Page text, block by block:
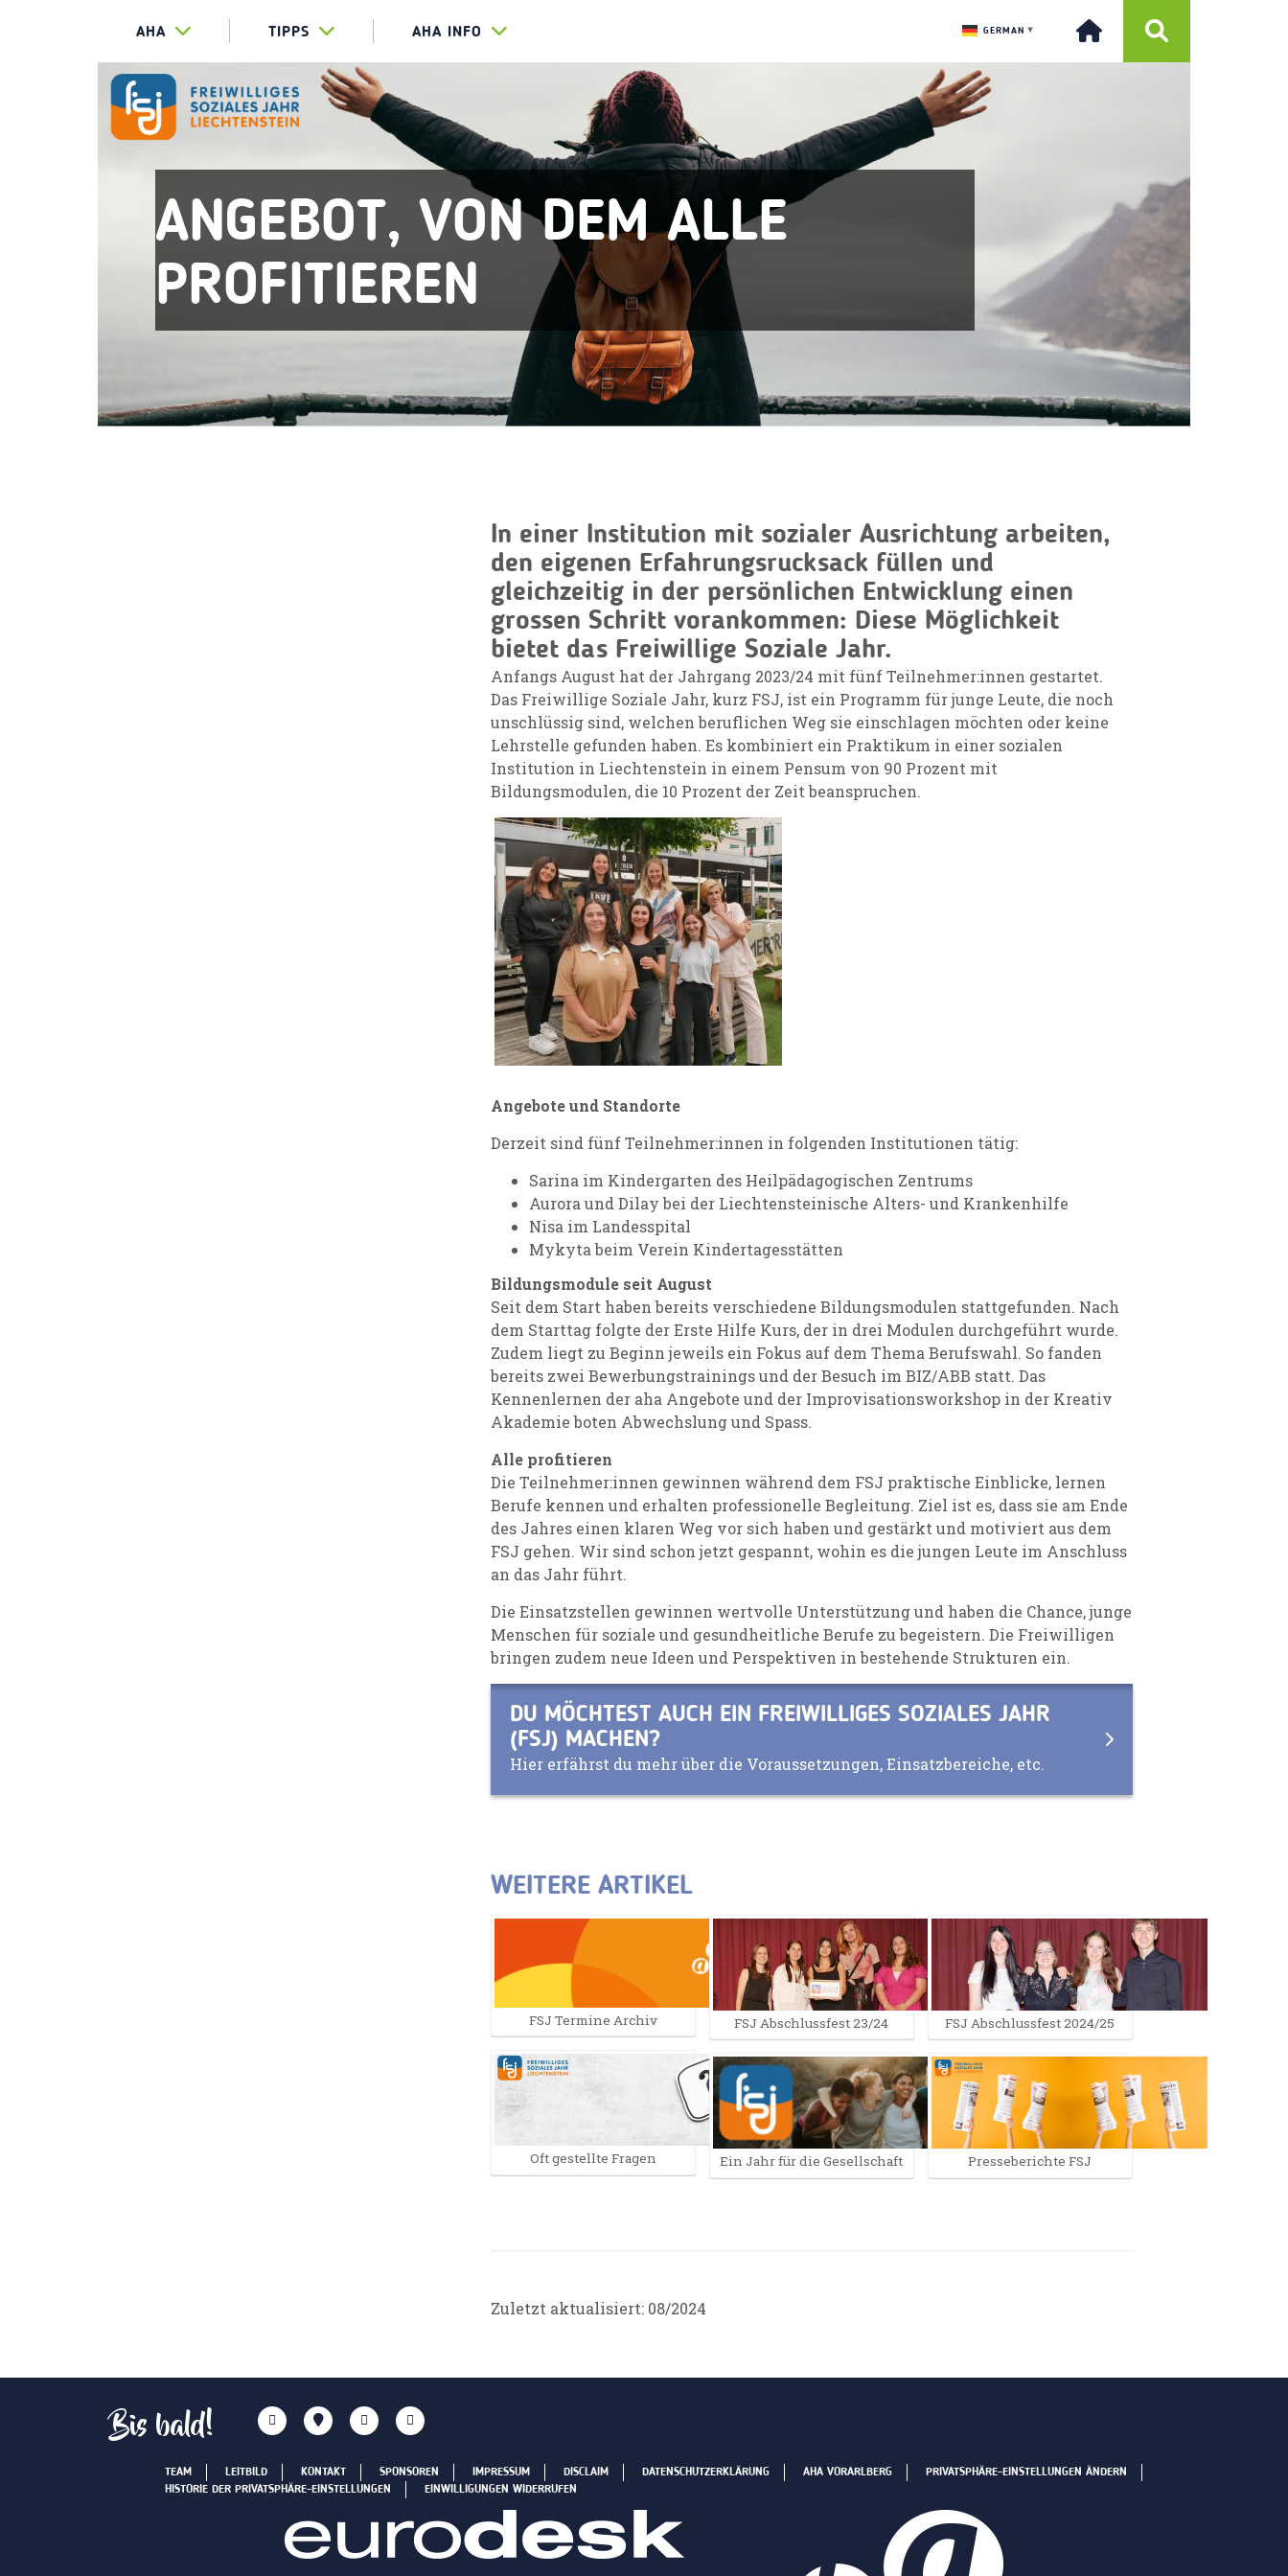
AHA TIPPS AHA INFO GERMAN ▼
ANGEBOT, VON DEM ALLE
PROFITIEREN
In einer Institution mit sozialer Ausrichtung arbeiten,
den eigenen Erfahrungsrucksack füllen und
gleichzeitig in der persönlichen Entwicklung einen
grossen Schritt vorankommen: Diese Möglichkeit
bietet das Freiwillige Soziale Jahr.
Anfangs August hat der Jahrgang 2023/24 mit fünf Teilnehmer:innen gestartet.
Das Freiwillige Soziale Jahr, kurz FSJ, ist ein Programm für junge Leute, die noch
unschlüssig sind, welchen beruflichen Weg sie einschlagen möchten oder keine
Lehrstelle gefunden haben. Es kombiniert ein Praktikum in einer sozialen
Institution in Liechtenstein in einem Pensum von 90 Prozent mit
Bildungsmodulen, die 10 Prozent der Zeit beanspruchen.
Angebote und Standorte
Derzeit sind fünf Teilnehmer:innen in folgenden Institutionen tätig:
Sarina im Kindergarten des Heilpädagogischen Zentrums
Aurora und Dilay bei der Liechtensteinische Alters- und Krankenhilfe
Nisa im Landesspital
Mykyta beim Verein Kindertagesstätten
Bildungsmodule seit August
Seit dem Start haben bereits verschiedene Bildungsmodulen stattgefunden. Nach
dem Starttag folgte der Erste Hilfe Kurs, der in drei Modulen durchgeführt wurde.
Zudem liegt zu Beginn jeweils ein Fokus auf dem Thema Berufswahl. So fanden
bereits zwei Bewerbungstrainings und der Besuch im BIZ/ABB statt. Das
Kennenlernen der aha Angebote und der Improvisationsworkshop in der Kreativ
Akademie boten Abwechslung und Spass.
Alle profitieren
Die Teilnehmer:innen gewinnen während dem FSJ praktische Einblicke, lernen
Berufe kennen und erhalten professionelle Begleitung. Ziel ist es, dass sie am Ende
des Jahres einen klaren Weg vor sich haben und gestärkt und motiviert aus dem
FSJ gehen. Wir sind schon jetzt gespannt, wohin es die jungen Leute im Anschluss
an das Jahr führt.
Die Einsatzstellen gewinnen wertvolle Unterstützung und haben die Chance, junge
Menschen für soziale und gesundheitliche Berufe zu begeistern. Die Freiwilligen
bringen zudem neue Ideen und Perspektiven in bestehende Strukturen ein.
DU MÖCHTEST AUCH EIN FREIWILLIGES SOZIALES JAHR
(FSJ) MACHEN?
Hier erfährst du mehr über die Voraussetzungen, Einsatzbereiche, etc.
WEITERE ARTIKEL
FSJ Termine Archiv
Oft gestellte Fragen
FSJ Abschlussfest 23/24
Ein Jahr für die Gesellschaft
FSJ Abschlussfest 2024/25
Presseberichte FSJ
Zuletzt aktualisiert: 08/2024
Bis bald!
TEAM LEITBILD KONTAKT SPONSOREN IMPRESSUM DISCLAIM DATENSCHUTZERKLÄRUNG AHA VORARLBERG
PRIVATSPHÄRE-EINSTELLUNGEN ÄNDERN
HISTORIE DER PRIVATSPHÄRE-EINSTELLUNGEN
EINWILLIGUNGEN WIDERRUFEN